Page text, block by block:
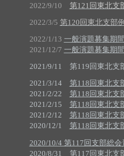
2022/9/10 第121回東北支
2022/3/5 第120回東北支部
2022/1/13 一般演題募集期
2021/12/7 一般演題募集期
2021/9/11 第119回東北支
2021/3/14 第118回東北支
2021/2/22 第118回東北支
2021/2/15 第118回東北支
2021/2/12 第118回東北支
2020/12/1 第118回東北支
2020/10/4 第117回支部総会
2020/8/31 第117回東北支